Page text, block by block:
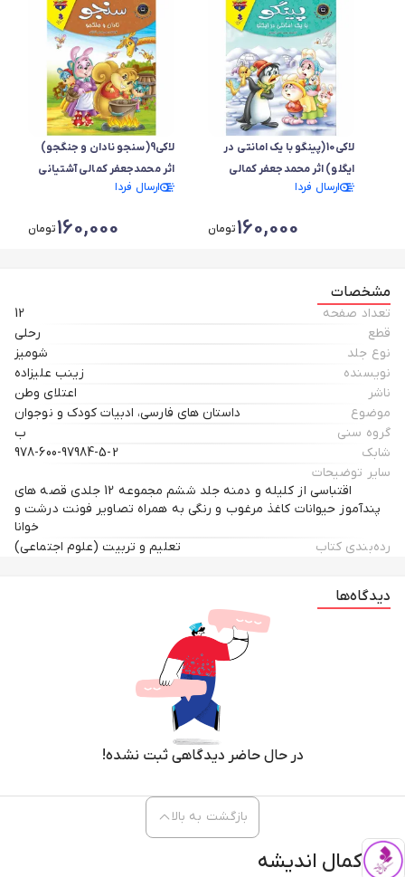
لاکی10(پینگو با یک امانتی در
ایگلو) اثر محمدجعفر کمالی
آشتیانی
ارسال فردا
160,000تومان
لاکی9(سنجو نادان و جنگجو)
اثر محمدجعفر کمالی آشتیانی
ارسال فردا
160,000تومان
مشخصات
تعداد صفحه
12
قطع
رحلی
نوع جلد
شومیز
نویسنده
زینب علیزاده
ناشر
اعتلای وطن
موضوع
داستان های فارسی، ادبیات کودک و نوجوان
گروه سنی
ب
شابک
978-600-97984-5-2
سایر توضیحات
اقتباسی از کلیله و دمنه جلد ششم مجموعه 12 جلدی قصه های
پندآموز حیوانات کاغذ مرغوب و رنگی به همراه تصاویر فونت درشت و
خوانا
رده‌بندی کتاب
تعلیم و تربیت (علوم اجتماعی)
دیدگاه‌ها
در حال حاضر دیدگاهی ثبت نشده!
کمال اندیشه
بازگشت به بالا